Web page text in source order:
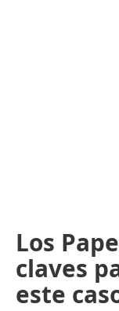
Los
claves
este